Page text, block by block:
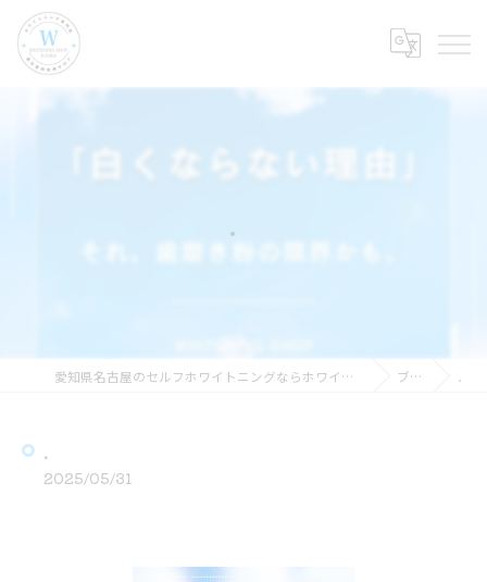
．
愛知県名古屋のセルフホワイトニングならホワイトニングショップ名古屋店 ブログ ．
．
2025/05/31